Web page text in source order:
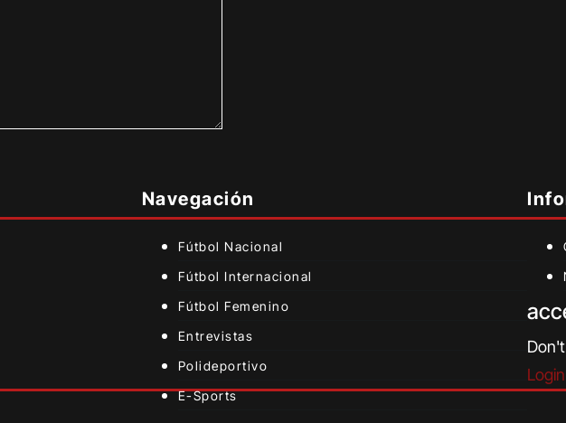
Navegación
Fútbol Nacional
Fútbol Internacional
Fútbol Femenino
Entrevistas
Polideportivo
E-Sports
Login